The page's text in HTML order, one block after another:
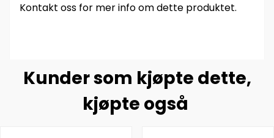
Kontakt oss for mer info om dette produktet.
Kunder som kjøpte dette,
kjøpte også